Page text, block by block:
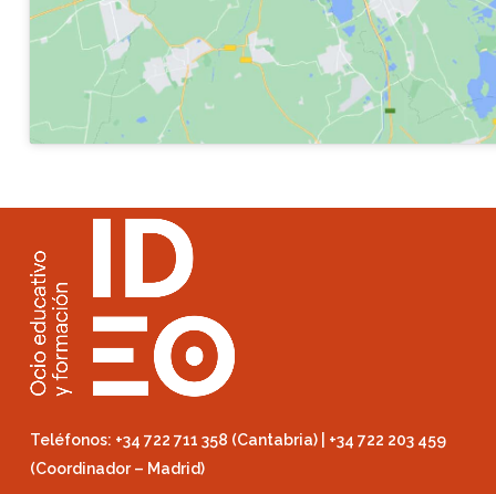
Teléfonos: +34 722 711 358 (Cantabria) | +34 722 203 459
(Coordinador – Madrid)